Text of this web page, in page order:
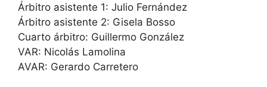
Árbitro asistente 1: Julio Fernández
Árbitro asistente 2: Gisela Bosso
Cuarto árbitro: Guillermo González
VAR: Nicolás Lamolina
AVAR: Gerardo Carretero